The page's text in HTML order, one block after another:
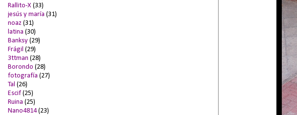
Rallito-X (33)
jesús y maría (31)
noaz (31)
latina (30)
Banksy (29)
Frágil (29)
3ttman (28)
Borondo (28)
fotografía (27)
Tal (26)
Escif (25)
Ruina (25)
Nano4814 (23)